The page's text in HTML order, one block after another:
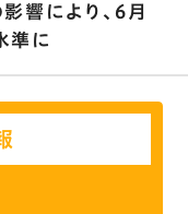
響により、6月
準に